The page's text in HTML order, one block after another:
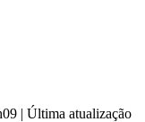
| Última atualização